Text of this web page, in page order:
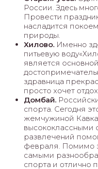
России. Здесь
Провести
насладится
природы.
Хилово.Именно
питьевую
является
здравница
просто хочет
Домбай.
спорта. Сегодня
жемчужиной
высококлассными
развлечений
февраля. Помимо
самыми
спорта и отлично